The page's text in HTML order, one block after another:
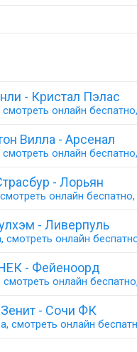
- Кристал Пэлас
онлайн
Вилла - Арсенал
онлайн
- Лорьян
онлайн
- Ливерпуль
смотреть онлайн
- Фейеноорд
онлайн
Зенит - Сочи ФК
смотреть онлайн